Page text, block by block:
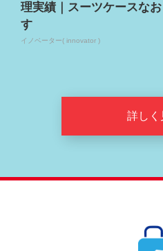
理実績｜スーツケースなお
す
イノベーター( innovator )
詳しく